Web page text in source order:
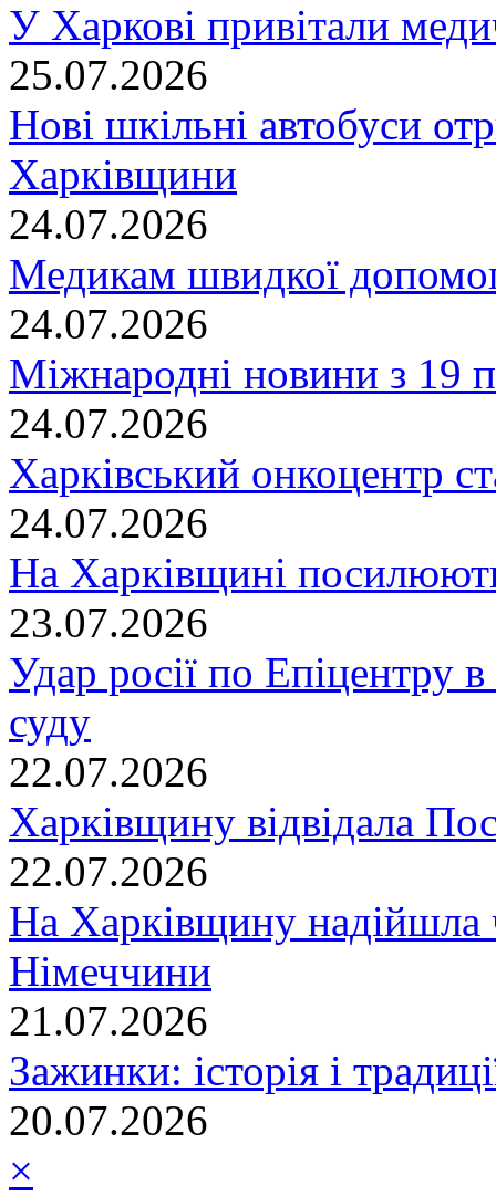
У Харкові привітали
25.07.2026
Нові шкільні автобуси
Харківщини
24.07.2026
Медикам швидкої
24.07.2026
Міжнародні новини з 19
24.07.2026
Харківський онкоцентр
24.07.2026
На Харківщині
23.07.2026
Удар росії по Епіцентру
суду
22.07.2026
Харківщину відвідала
22.07.2026
На Харківщину надійшла
Німеччини
21.07.2026
Зажинки: історія і
20.07.2026
×